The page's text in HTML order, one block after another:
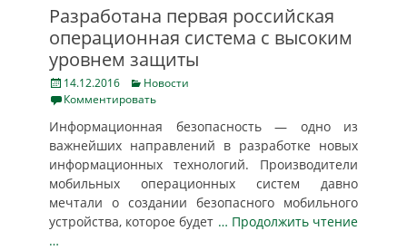
Разработана первая российская
операционная система с высоким
уровнем защиты
Posted
on
14.12.2016 Categories
Новости
Комментировать
Информационная безопасность — одно из
важнейших направлений в разработке новых
информационных технологий. Производители
мобильных операционных систем давно
мечтали о создании безопасного мобильного
устройства, которое будет … Продолжить чтение
…